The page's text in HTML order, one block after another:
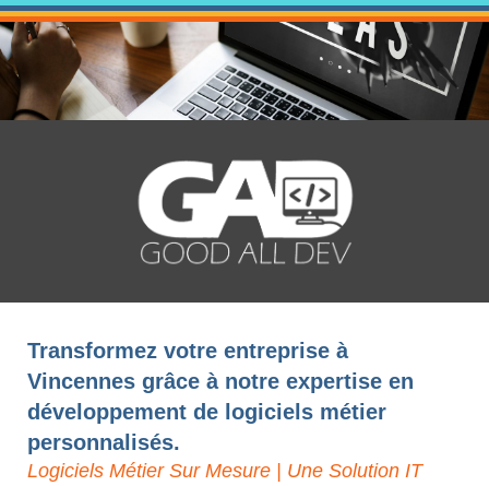
Transformez votre entreprise à
Vincennes grâce à notre expertise en
développement de logiciels métier
personnalisés.
Logiciels Métier Sur Mesure | Une Solution IT